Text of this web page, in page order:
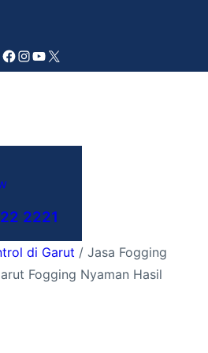
Facebook
Instagram
YouTube
X
2221
di Garut / Jasa Fogging
Fogging Nyaman Hasil